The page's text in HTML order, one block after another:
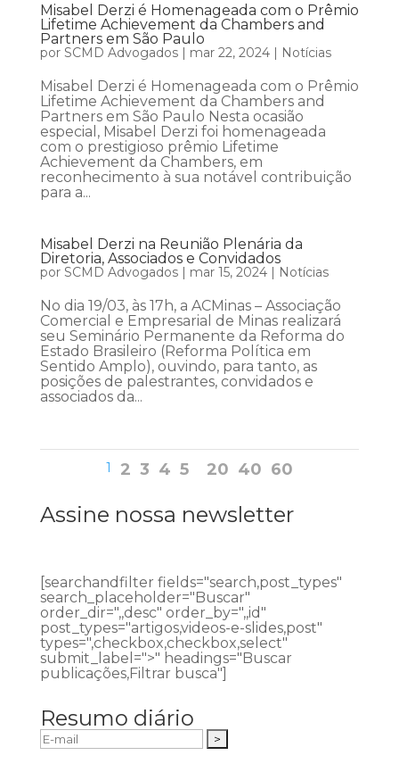
Misabel Derzi é Homenageada com o Prêmio
Lifetime Achievement da Chambers and
Partners em São Paulo
por SCMD Advogados| mar 22, 2024| Notícias
Misabel Derzi é Homenageada com o Prêmio
Lifetime Achievement da Chambers and
Partners em São Paulo Nesta ocasião
especial, Misabel Derzi foi homenageada
com o prestigioso prêmio Lifetime
Achievement da Chambers, em
reconhecimento à sua notável contribuição
para a...
Misabel Derzi na Reunião Plenária da
Diretoria, Associados e Convidados
por SCMD Advogados| mar 15, 2024| Notícias
No dia 19/03, às 17h, a ACMinas – Associação
Comercial e Empresarial de Minas realizará
seu Seminário Permanente da Reforma do
Estado Brasileiro (Reforma Política em
Sentido Amplo), ouvindo, para tanto, as
posições de palestrantes, convidados e
associados da...
1 2 3 4 5 20 40 60
Assine nossa newsletter
[searchandfilter fields="search,post_types"
search_placeholder="Buscar"
order_dir=",,desc" order_by=",,id"
post_types="artigos,videos-e-slides,post"
types=",checkbox,checkbox,select"
submit_label=">" headings="Buscar
publicações,Filtrar busca"]
Resumo diário